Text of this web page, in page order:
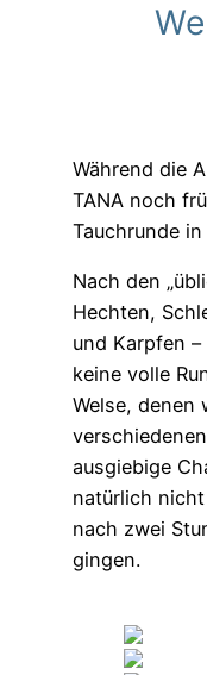
Während die
TANA noch
Tauchrunde
Nach den
Hechten,
und Karpfen
keine volle
Welse, denen
ausgiebige
natürlich
nach zwei
gingen.